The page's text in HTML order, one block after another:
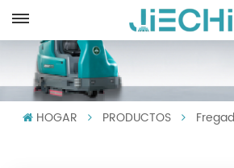
English
Français
HOGAR PRODUCTOS